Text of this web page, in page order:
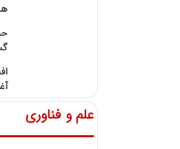
علم و فناوری